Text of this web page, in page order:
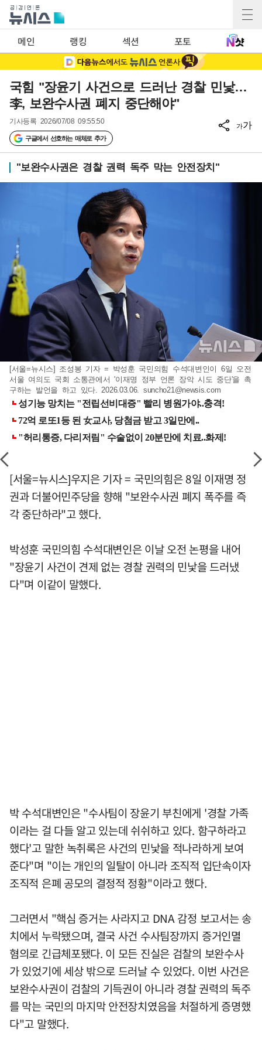
메인 랭킹 섹션 포토
국힘 "장윤기 사건으로 드러난 경찰 민낯…
李, 보완수사권 폐지 중단해야"
기사등록 2026/07/08 09:55:50
구글에서 선호하는 매체로 추가
가가
"보완수사권은 경찰 권력 독주 막는 안전장치"
[서울=뉴시스] 조성봉 기자 = 박성훈 국민의힘 수석대변인이 6일 오전
서울 여의도 국회 소통관에서 '이재명 정부 언론 장악 시도 중단'을 촉
구하는 발언을 하고 있다. 2026.03.06. suncho21@newsis.com
[서울=뉴시스]우지은 기자 = 국민의힘은 8일 이재명 정
권과 더불어민주당을 향해 "보완수사권 폐지 폭주를 즉
각 중단하라"고 했다.
박성훈 국민의힘 수석대변인은 이날 오전 논평을 내어
"장윤기 사건이 견제 없는 경찰 권력의 민낯을 드러냈
다"며 이같이 말했다.
박 수석대변인은 "수사팀이 장윤기 부친에게 '경찰 가족
이라는 걸 다들 알고 있는데 쉬쉬하고 있다. 함구하라고
했다'고 말한 녹취록은 사건의 민낯을 적나라하게 보여
준다"며 "이는 개인의 일탈이 아니라 조직적 입단속이자
조직적 은폐 공모의 결정적 정황"이라고 했다.
그러면서 "핵심 증거는 사라지고 DNA 감정 보고서는 송
치에서 누락됐으며, 결국 사건 수사팀장까지 증거인멸
혐의로 긴급체포됐다. 이 모든 진실은 검찰의 보완수사
가 있었기에 세상 밖으로 드러날 수 있었다. 이번 사건은
보완수사권이 검찰의 기득권이 아니라 경찰 권력의 독주
를 막는 국민의 마지막 안전장치였음을 처절하게 증명했
다"고 말했다.